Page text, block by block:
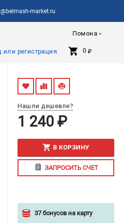
market.ru
Помона
или регистрация 0 ₽
Нашли дешевле?
1 240 ₽
В КОРЗИНУ
ЗАПРОСИТЬ СЧЕТ
37 бонусов на карту